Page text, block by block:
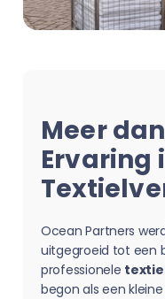
Meer
Ervaring
Ocean Partners
uitgegroeid tot een
professionele
begon als een